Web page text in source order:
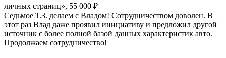
личных страниц», 55 000 ₽
Седьмое Т.З. делаем с Владом! Сотрудничеством доволен. В
этот раз Влад даже проявил инициативу и предложил другой
источник с более полной базой данных характеристик авто.
Продолжаем сотрудничество!